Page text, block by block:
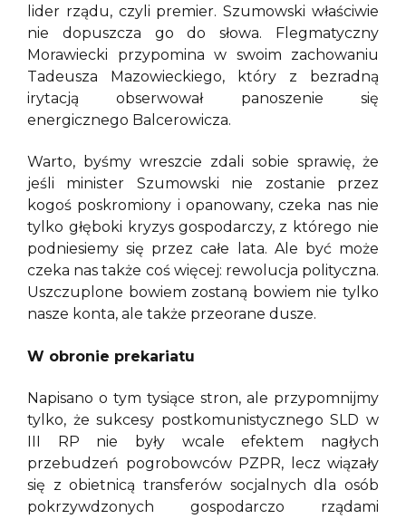
lider rządu, czyli premier. Szumowski właściwie
nie dopuszcza go do słowa. Flegmatyczny
Morawiecki przypomina w swoim zachowaniu
Tadeusza Mazowieckiego, który z bezradną
irytacją obserwował panoszenie się
energicznego Balcerowicza.
Warto, byśmy wreszcie zdali sobie sprawię, że
jeśli minister Szumowski nie zostanie przez
kogoś poskromiony i opanowany, czeka nas nie
tylko głęboki kryzys gospodarczy, z którego nie
podniesiemy się przez całe lata. Ale być może
czeka nas także coś więcej: rewolucja polityczna.
Uszczuplone bowiem zostaną bowiem nie tylko
nasze konta, ale także przeorane dusze.
W obronie prekariatu
Napisano o tym tysiące stron, ale przypomnijmy
tylko, że sukcesy postkomunistycznego SLD w
III RP nie były wcale efektem nagłych
przebudzeń pogrobowców PZPR, lecz wiązały
się z obietnicą transferów socjalnych dla osób
pokrzywdzonych gospodarczo rządami